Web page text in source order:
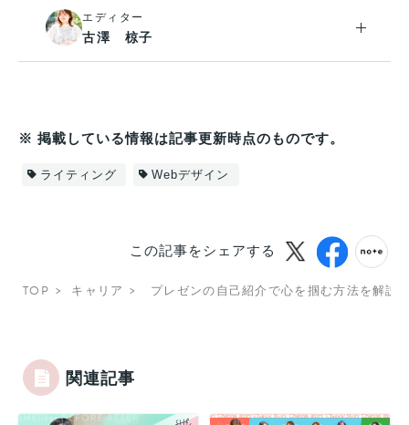
エディター
古澤 椋子
※ 掲載している情報は記事更新時点のものです。
ライティング Webデザイン
この記事をシェアする
TOP キャリア プレゼンの自己紹介で心を掴む方法を解説
関連記事